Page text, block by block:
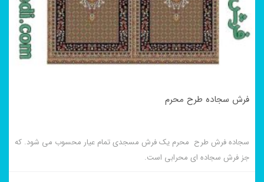
فرش سجاده طرح محرم
سجاده فرش طرح محرم یک فرش مسجدی تمام عیار محسوب می شود. که
جز فرش سجاده ای محرابی است.